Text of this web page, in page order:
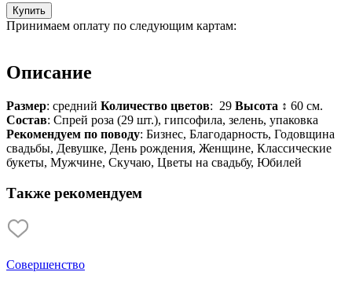
Купить
Принимаем оплату по следующим картам:
Описание
Размер: средний Количество цветов: 29 Высота ↕ 60 см.
Состав: Спрей роза (29 шт.), гипсофила, зелень, упаковка
Рекомендуем по поводу: Бизнес, Благодарность, Годовщина
свадьбы, Девушке, День рождения, Женщине, Классические
букеты, Мужчине, Скучаю, Цветы на свадьбу, Юбилей
Также рекомендуем
Совершенство